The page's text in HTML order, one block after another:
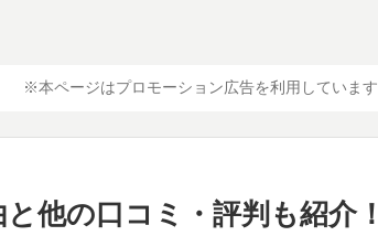
※本ページはプロモーション広告を利用しています
他の口コミ・評判も紹介！